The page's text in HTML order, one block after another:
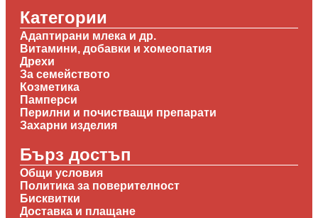
Категории
Адаптирани млека и др.
Витамини, добавки и хомеопатия
Дрехи
За семейството
Козметика
Памперси
Перилни и почистващи препарати
Захарни изделия
Бърз достъп
Общи условия
Политика за поверителност
Бисквитки
Доставка и плащане